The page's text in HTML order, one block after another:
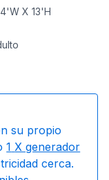
X 13'H
su propio
1 X generador
cerca.